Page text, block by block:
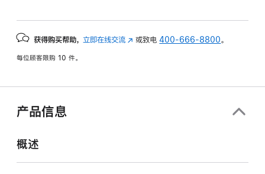
获得购买帮助， 立即在线交流 (在
中
或致电400-666-8800。
每位顾客限购 10 件。
产品信息
概述